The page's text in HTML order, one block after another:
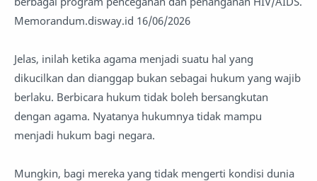
Memorandum.disway.id 16/06/2026
Jelas, inilah ketika agama menjadi suatu hal yang
dikucilkan dan dianggap bukan sebagai hukum yang wajib
berlaku. Berbicara hukum tidak boleh bersangkutan
dengan agama. Nyatanya hukumnya tidak mampu
menjadi hukum bagi negara.
Mungkin, bagi mereka yang tidak mengerti kondisi dunia